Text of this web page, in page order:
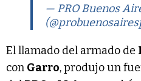
— PRO Buenos
El llamado del armado de
con Garro, produjo un